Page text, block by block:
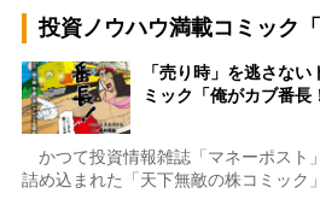
投資ノウハウ満載コミック
「売り時」を逃さな
ミック「俺がカブ番長
かつて投資情報雑誌「マネーポスト
詰め込まれた「天下無敵の株コミック